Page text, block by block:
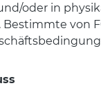
oder in
von